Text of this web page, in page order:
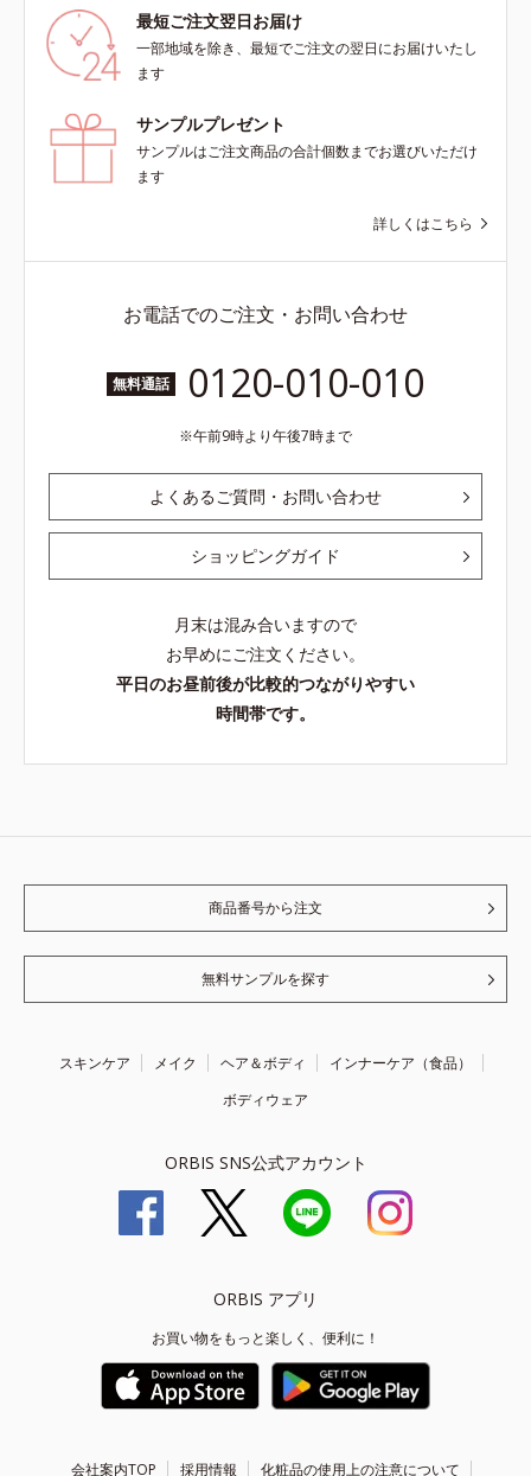
最短ご注文翌日お届け
一部地域を除き、最短でご注文の翌日にお届けいたし
ます
サンプルプレゼント
サンプルはご注文商品の合計個数までお選びいただけ
ます
詳しくはこちら
お電話でのご注文・お問い合わせ
無料通話 0120-010-010
午前9時より午後7時まで
よくあるご質問・お問い合わせ
ショッピングガイド
月末は混み合いますので
お早めにご注文ください。
平日のお昼前後が比較的つながりやすい
時間帯です。
商品番号から注文
無料サンプルを探す
スキンケア メイク ヘア＆ボディ
インナーケア（食品）
ボディウェア
ORBIS SNS公式アカウント
ORBIS アプリ
お買い物をもっと楽しく、便利に！
会社案内TOP 採用情報 化粧品の使用上の注意について